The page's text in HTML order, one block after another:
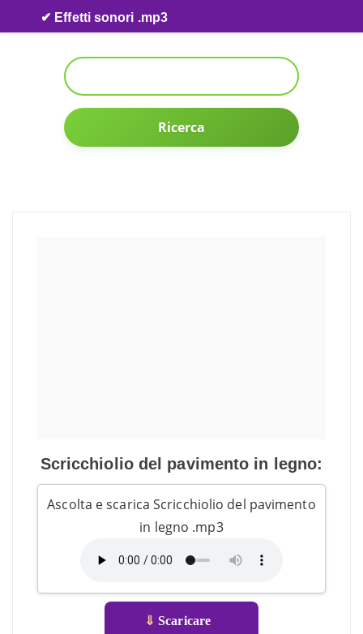
Skip to content
✔ Effetti sonori .mp3
Ricerca
Scricchiolio del pavimento in legno:
Ascolta e scarica Scricchiolio del pavimento
in legno .mp3
⇓ Scaricare